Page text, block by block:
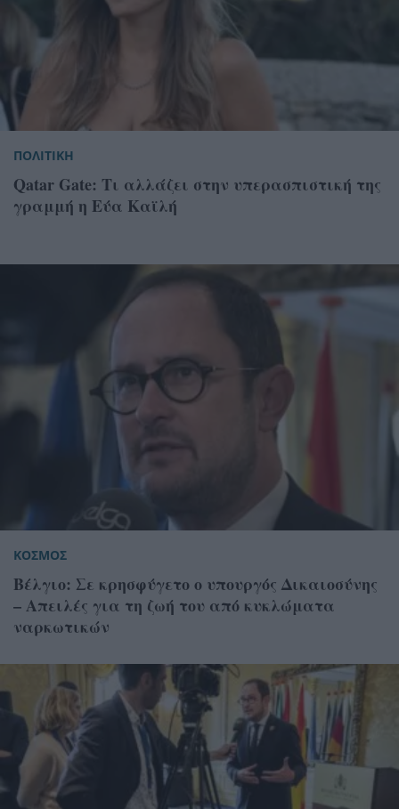
ΠΟΛΙΤΙΚΗ
Qatar Gate: Τι αλλάζει στην υπερασπιστική της
γραμμή η Εύα Καϊλή
ΚΟΣΜΟΣ
Βέλγιο: Σε κρησφύγετο ο υπουργός Δικαιοσύνης
– Απειλές για τη ζωή του από κυκλώματα
ναρκωτικών